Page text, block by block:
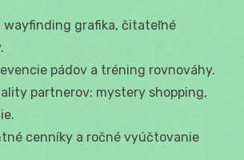
wayfinding grafika, čitateľné
pádov a tréning rovnováhy.
partnerov: mystery shopping,
cenníky a ročné vyúčtovanie